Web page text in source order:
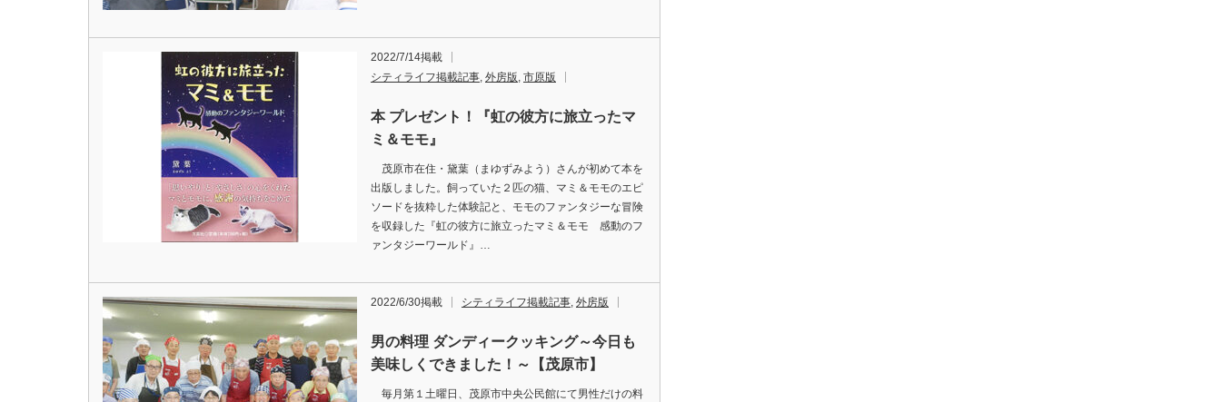
2022/7/14掲載
シティライフ掲載記事, 外房版, 市原版
本 プレゼント！『虹の彼方に旅立ったマ
ミ＆モモ』
茂原市在住・黛葉（まゆずみよう）さんが初めて本を
出版しました。飼っていた２匹の猫、マミ＆モモのエピ
ソードを抜粋した体験記と、モモのファンタジーな冒険
を収録した『虹の彼方に旅立ったマミ＆モモ 感動のフ
ァンタジーワールド』…
2022/6/30掲載 シティライフ掲載記事, 外房版
男の料理 ダンディークッキング～今日も
美味しくできました！～【茂原市】
毎月第１土曜日、茂原市中央公民館にて男性だけの料